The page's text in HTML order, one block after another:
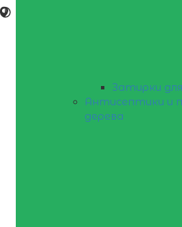
Затирки
Антисептики и
дерева